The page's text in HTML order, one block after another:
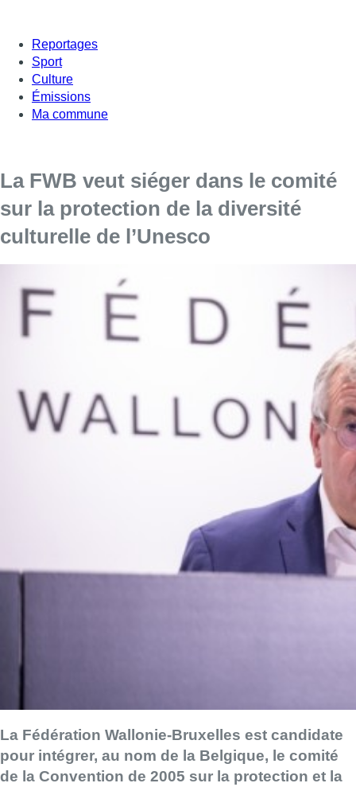
Reportages
Sport
Culture
Émissions
Ma commune
La FWB veut siéger dans le comité
sur la protection de la diversité
culturelle de l’Unesco
La Fédération Wallonie-Bruxelles est candidate
pour intégrer, au nom de la Belgique, le comité
de la Convention de 2005 sur la protection et la